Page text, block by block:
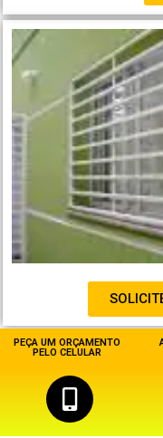
PEÇA UM ORÇAMENTO
PELO CELULAR